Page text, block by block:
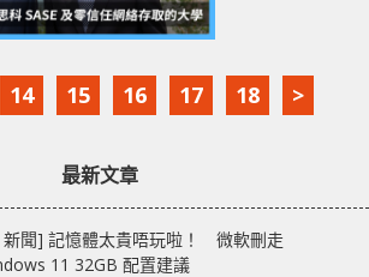
14 15 16 17 18 >
最新文章
新聞] 記憶體太貴唔玩啦！ 微軟刪走
11 32GB 配置建議